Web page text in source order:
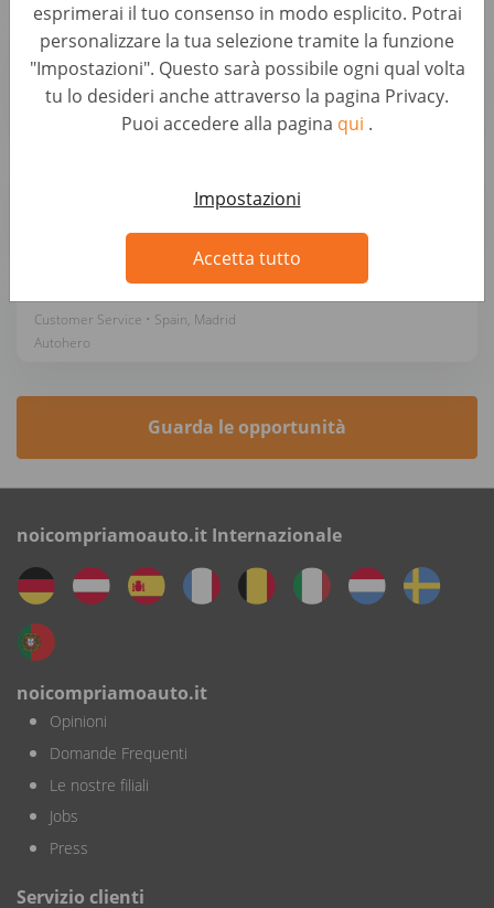
esprimerai il tuo consenso in modo esplicito. Potrai
personalizzare la tua selezione tramite la funzione
"Impostazioni". Questo sarà possibile ogni qual volta
tu lo desideri anche attraverso la pagina Privacy.
Puoi accedere alla pagina qui .
Impostazioni
Accetta tutto
Teamlead Quality Management mit
Schwerpunkt Kfz-Mechatronik (d/m/w)
Customer Service • Germany, Berlin
Customer Service • Spain, Madrid
Asesor/a Técnico de Postventa (Automoción)
Customer Service • Spain, Madrid
Autohero
Guarda le opportunità
noicompriamoauto.it Internazionale
noicompriamoauto.it
Opinioni
Domande Frequenti
Le nostre filiali
Jobs
Press
Servizio clienti